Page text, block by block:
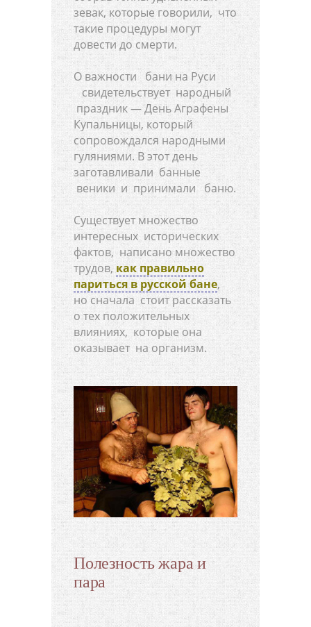
зевак, которые говорили, что
такие процедуры могут
довести до смерти.
О важности бани на Руси
свидетельствует народный
праздник — День Аграфены
Купальницы, который
сопровождался народными
гуляниями. В этот день
заготавливали банные
веники и принимали баню.
Существует множество
интересных исторических
фактов, написано множество
трудов, как правильно
париться в русской бане,
но сначала стоит рассказать
о тех положительных
влияниях, которые она
оказывает на организм.
Полезность жара и
пара